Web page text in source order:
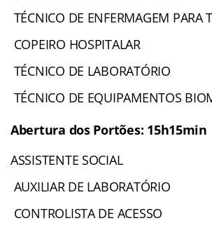
TÉCNICO DE ENFERMAGEM PARA
COPEIRO HOSPITALAR
TÉCNICO DE LABORATÓRIO
TÉCNICO DE EQUIPAMENTOS
Abertura dos Portões: 15h15min
ASSISTENTE SOCIAL
AUXILIAR DE LABORATÓRIO
CONTROLISTA DE ACESSO